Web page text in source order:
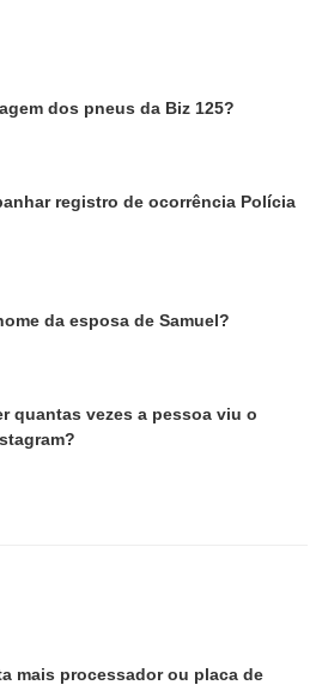
dos pneus da Biz 125?
registro de ocorrência Polícia
da esposa de Samuel?
quantas vezes a pessoa viu o
mais processador ou placa de